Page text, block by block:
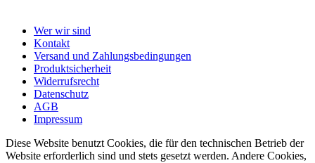
Wer wir sind
Kontakt
Versand und Zahlungsbedingungen
Produktsicherheit
Widerrufsrecht
Datenschutz
AGB
Impressum
Diese Website benutzt Cookies, die für den technischen Betrieb der
Website erforderlich sind und stets gesetzt werden. Andere Cookies,